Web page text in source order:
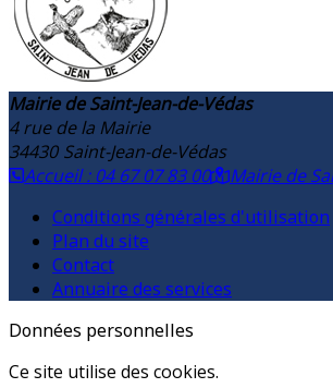
Mairie de Saint-Jean-de-Védas
4 rue de la Mairie
34430 Saint-Jean-de-Védas
Accueil : 04 67 07 83 00
Mairie de
Conditions générales d'utilisation
Plan du site
Contact
Annuaire des services
Données personnelles
Ce site utilise des cookies.